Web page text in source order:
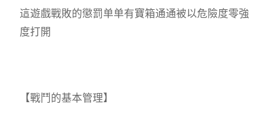
這遊戲戰敗的懲罰单单有寶箱通通被以危險度零強
度打開
【戰鬥的基本管理】